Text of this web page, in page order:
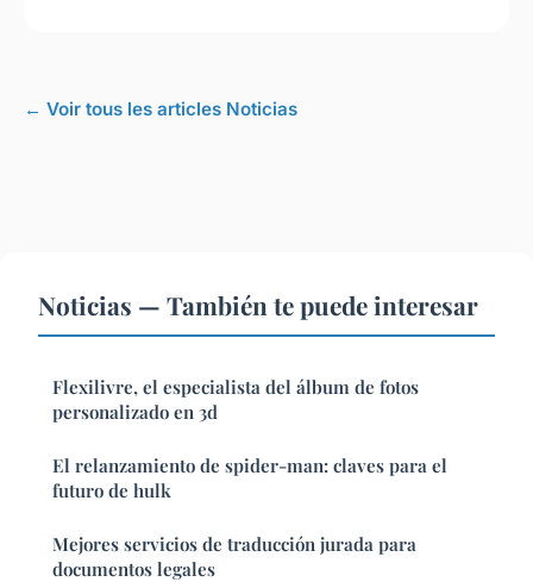
← Voir tous les articles Noticias
Noticias — También te puede interesar
Flexilivre, el especialista del álbum de fotos
personalizado en 3d
El relanzamiento de spider-man: claves para el
futuro de hulk
Mejores servicios de traducción jurada para
documentos legales